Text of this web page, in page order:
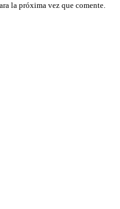
la próxima vez que comente.